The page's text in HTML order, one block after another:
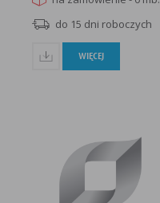
do 15 dni roboczych
WIĘCEJ